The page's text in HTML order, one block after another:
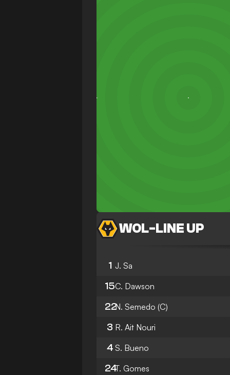
WOL-LINE UP
1 J. Sa
15C. Dawson
22N. Semedo (C)
3 R. Ait Nouri
4 S. Bueno
24T. Gomes